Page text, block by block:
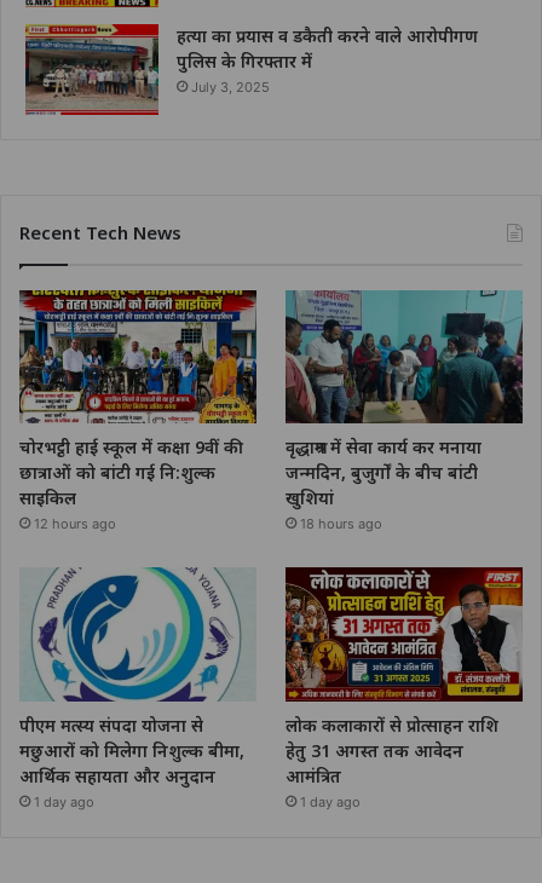
हत्या का प्रयास व डकैती करने वाले आरोपीगण
पुलिस के गिरफ्तार में
July 3, 2025
Recent Tech News
चोरभट्ठी हाई स्कूल में कक्षा 9वीं की
छात्राओं को बांटी गई नि:शुल्क
साइकिल
12 hours ago
वृद्धाश्रम में सेवा कार्य कर मनाया
जन्मदिन, बुजुर्गों के बीच बांटी
खुशियां
18 hours ago
पीएम मत्स्य संपदा योजना से
मछुआरों को मिलेगा निशुल्क बीमा,
आर्थिक सहायता और अनुदान
1 day ago
लोक कलाकारों से प्रोत्साहन राशि
हेतु 31 अगस्त तक आवेदन
आमंत्रित
1 day ago